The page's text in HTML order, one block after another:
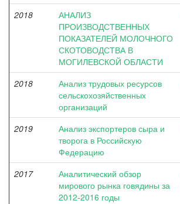
2018
АНАЛИЗ
ПРОИЗВОДСТВЕННЫХ
ПОКАЗАТЕЛЕЙ МОЛОЧНОГО
СКОТОВОДСТВА В
МОГИЛЕВСКОЙ ОБЛАСТИ
2018
Анализ трудовых ресурсов
сельскохозяйственных
организаций
2019
Анализ экспортеров сыра и
творога в Российскую
Федерацию
2017
Аналитический обзор
мирового рынка говядины за
2012-2016 годы